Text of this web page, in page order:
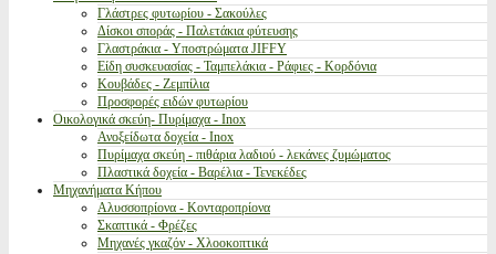
Γλάστρες φυτωρίου - Σακούλες
Δίσκοι σποράς - Παλετάκια φύτευσης
Γλαστράκια - Υποστρώματα JIFFY
Είδη συσκευασίας - Ταμπελάκια - Ράφιες - Κορδόνια
Κουβάδες - Ζεμπίλια
Προσφορές ειδών φυτωρίου
Οικολογικά σκεύη- Πυρίμαχα - Inox
Ανοξείδωτα δοχεία - Inox
Πυρίμαχα σκεύη - πιθάρια λαδιού - λεκάνες ζυμώματος
Πλαστικά δοχεία - Βαρέλια - Τενεκέδες
Μηχανήματα Κήπου
Αλυσσοπρίονα - Κονταροπρίονα
Σκαπτικά - Φρέζες
Μηχανές γκαζόν - Χλοοκοπτικά